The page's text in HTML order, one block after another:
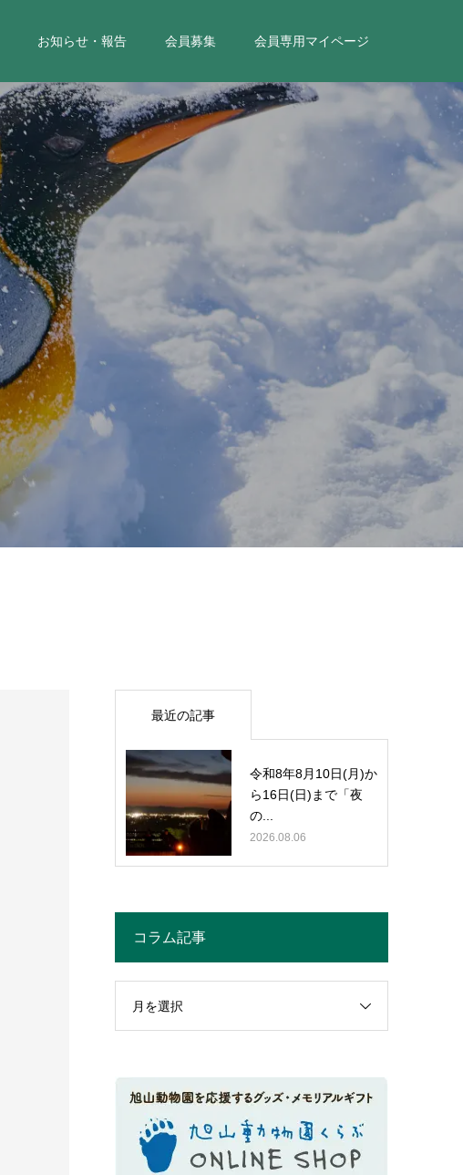
お知らせ・報告 会員募集 会員専用マイページ
最近の記事
令和8年8月10日(月)か
ら16日(日)まで「夜
の...
2026.08.06
コラム記事
月を選択